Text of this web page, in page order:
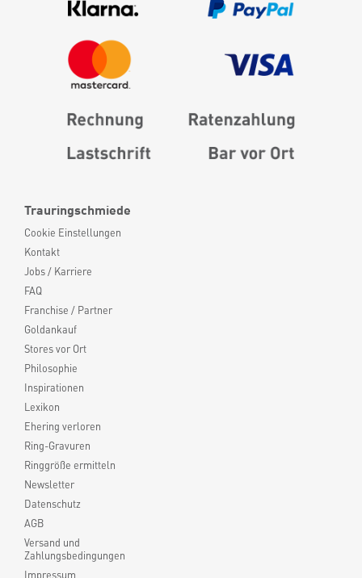
Trauringschmiede
Cookie Einstellungen
Kontakt
Jobs / Karriere
FAQ
Franchise / Partner
Goldankauf
Stores vor Ort
Philosophie
Inspirationen
Lexikon
Ehering verloren
Ring-Gravuren
Ringgröße ermitteln
Newsletter
Datenschutz
AGB
Versand und
Zahlungsbedingungen
Impressum